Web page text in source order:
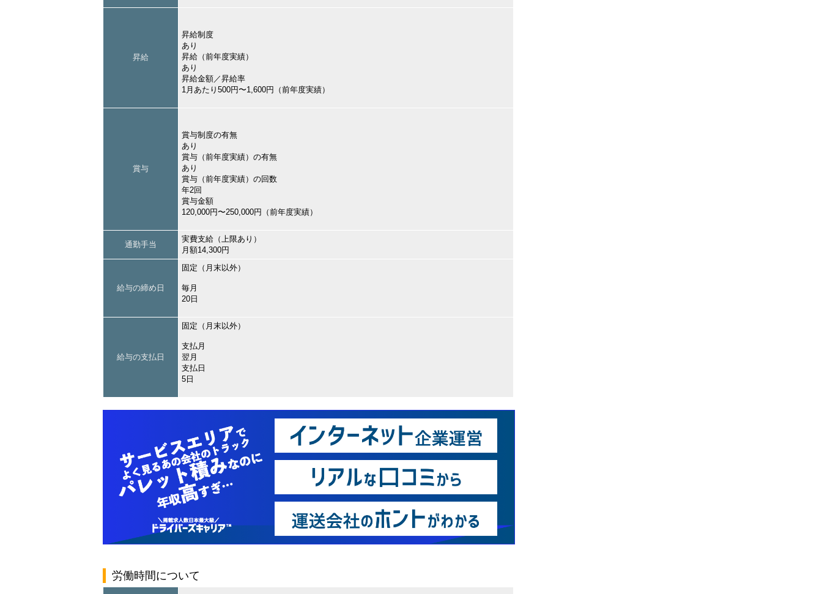
昇給
昇給制度
あり
昇給（前年度実績）
あり
昇給金額／昇給率
1月あたり500円〜1,600円（前年度実績）
賞与
賞与制度の有無
あり
賞与（前年度実績）の有無
あり
賞与（前年度実績）の回数
年2回
賞与金額
120,000円〜250,000円（前年度実績）
通勤手当
実費支給（上限あり）
月額14,300円
給与の締め日
固定（月末以外）
毎月
20日
給与の支払日
固定（月末以外）
支払月
翌月
支払日
5日
労働時間について